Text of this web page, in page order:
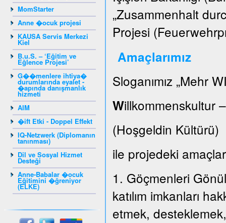
MomStarter
Anne �ocuk projesi
KAUSA Servis Merkezi
Kiel
B.u.S. – ‘Eğitim ve
Eğlence Projesi’
G��menlere ihtiya�
durumlarında eyalet -
�apında danışmanlık
hizmeti
AIM
�ift Etki - Doppel Effekt
IQ-Netzwerk (Diplomanın
tanınması)
Dil ve Sosyal Hizmet
Desteği
Anne-Babalar �ocuk
Eğitimini �ğreniyor
(ELKE)
„Zusammenhalt
Projesi
Amaçlarımız
Sloganımız „Mehr
Willkommenskultur
(Hoşgeldin
ile projedeki
1. Göçmenleri
katılım imkanları
etmek, desteklemek,